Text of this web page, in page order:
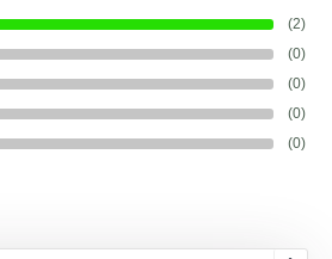
(2)
(0)
(0)
(0)
(0)